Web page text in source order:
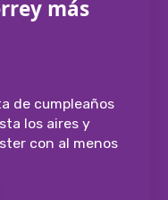
más
de cumpleaños
los aires y
con al menos